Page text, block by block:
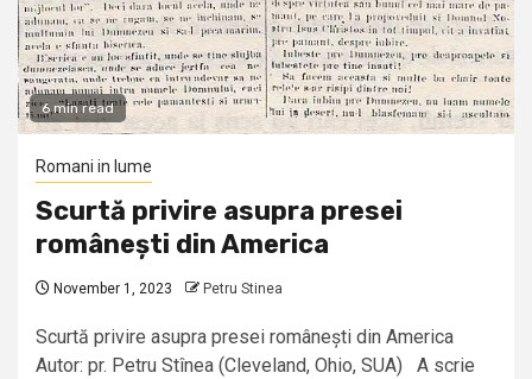
6 min read
Romani in lume
Scurtă privire asupra presei
românești din America
November 1, 2023 Petru Stinea
Scurtă privire asupra presei românești din America
Autor: pr. Petru Stînea (Cleveland, Ohio, SUA) A scrie